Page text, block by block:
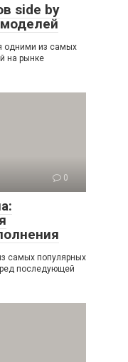
side by
одними из самых
на рынке
0
самых популярных
последующей